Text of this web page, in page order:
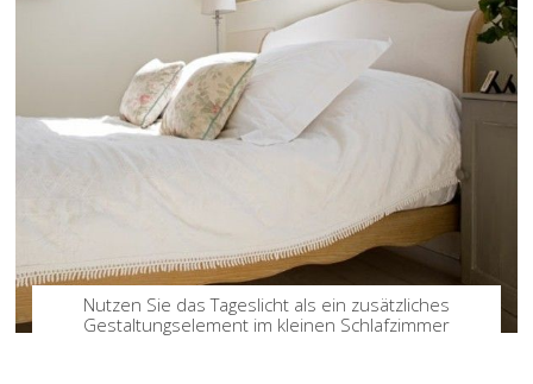
Nutzen Sie das Tageslicht als ein zusätzliches
Gestaltungselement im kleinen Schlafzimmer